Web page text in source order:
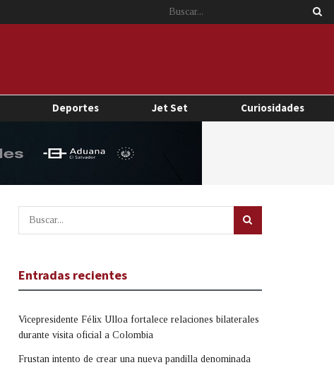
Deportes Jet Set Curiosidades
Entradas recientes
Vicepresidente Félix Ulloa fortalece relaciones bilaterales
durante visita oficial a Colombia
Frustan intento de crear una nueva pandilla denominada